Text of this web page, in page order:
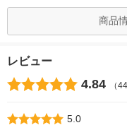
商品
レビュー
4.84 （
5.0